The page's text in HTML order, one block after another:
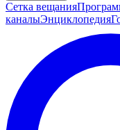
Сетка вещания
каналыЭнциклопедия